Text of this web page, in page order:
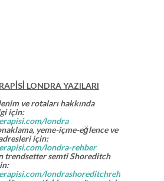
LONDRA YAZILARI
ve rotaları hakkında
için:
londra
yeme-içme-eğlence ve
için:
londra-rehber
trendsetter semti Shoreditch
londrashoreditchrehberi/